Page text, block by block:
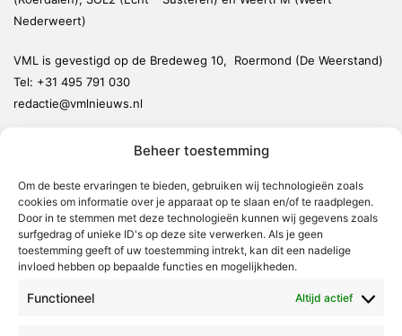
Beheer toestemming
Om de beste ervaringen te bieden, gebruiken wij technologieën zoals
cookies om informatie over je apparaat op te slaan en/of te raadplegen.
Door in te stemmen met deze technologieën kunnen wij gegevens zoals
surfgedrag of unieke ID's op deze site verwerken. Als je geen
toestemming geeft of uw toestemming intrekt, kan dit een nadelige
invloed hebben op bepaalde functies en mogelijkheden.
Functioneel Altijd actief
Nederweert)
VML is gevestigd op de Bredeweg 10, Roermond (De Weerstand)
Tel: +31 495 791 030
redactie@vmlnieuws.nl
Nederweert
Leudal
Maasgouw
Echt-Susteren
Roerdalen